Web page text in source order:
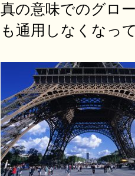
真の意味でのグロ
も通用しなくなっ